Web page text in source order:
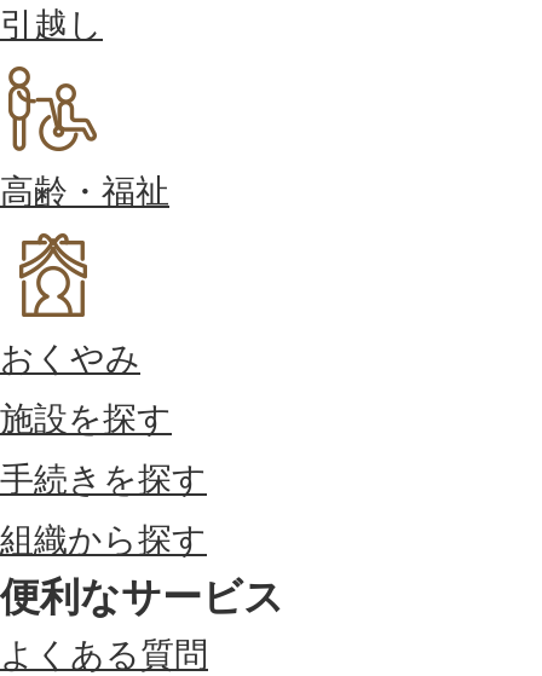
引越し
高齢・福祉
おくやみ
施設を探す
手続きを探す
組織から探す
便利なサービス
よくある質問